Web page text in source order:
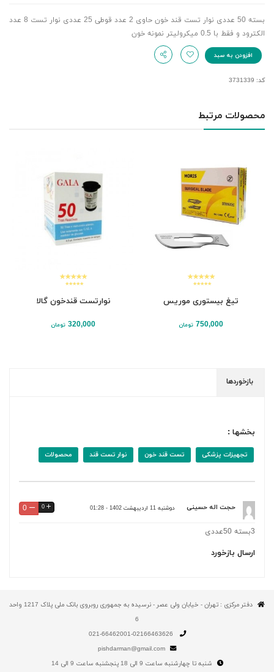
بسته 50 عددی نوار تست قند خون حاوی 2 عدد قوطی 25 عددی نوار تست 8 عدد
الکترود و فقط با 0.5 میکرولیتر نمونه خون
افزودن به سبد
کد: 3731339
محصولات مرتبط
تیغ بیستوری موریس
750,000 تومان
نوارتست قندخون گالا
320,000 تومان
بازخوردها
بخشها :
تجهیزات پزشکی تست قند خون نوار تست قند محصولات
حجت اله حسینی دوشنبه 11 اردیبهشت 1402 - 01:28 0
0
3بسته 50عددی
ارسال بازخورد
دفتر مرکزی : تهران - خیابان ولی عصر - نرسیده به جمهوری روبروی بانک ملی پلاک 1217 واحد
6
pishdarman@gmail.com
شنبه تا چهارشنبه ساعت 9 الی 18 پنجشنبه ساعت 9 الی 14